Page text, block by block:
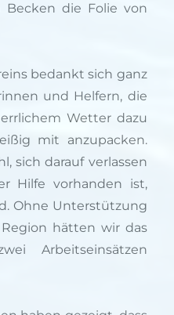
die Folie von
bedankt sich ganz
und Helfern, die
Wetter dazu
mit anzupacken.
sich darauf verlassen
Hilfe vorhanden ist,
Ohne Unterstützung
hätten wir das
Arbeitseinsätzen